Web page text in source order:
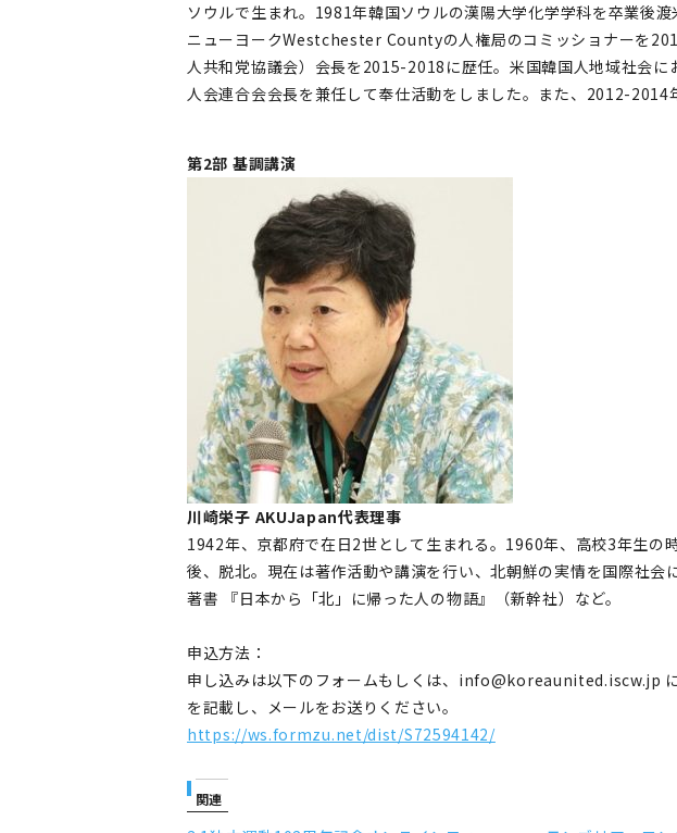
ソウルで生まれ。1981年韓国ソウルの漢陽大学化学学科を卒業後
ニューヨークWestchester Countyの人権局のコミッショナー
人共和党協議会）会長を2015-2018に歴任。米国韓国人地域社会
人会連合会会長を兼任して奉仕活動をしました。また、2012-2014
第2部 基調講演
川崎栄子 AKUJapan代表理事
1942年、京都府で在日2世として生まれる。1960年、高校3年生の
後、脱北。現在は著作活動や講演を行い、北朝鮮の実情を国際社会
著書 『日本から「北」に帰った人の物語』（新幹社）など。
申込方法：
申し込みは以下のフォームもしくは、info@koreaunited.iscw.jp
を記載し、メールをお送りください。
https://ws.formzu.net/dist/S72594142/
関連